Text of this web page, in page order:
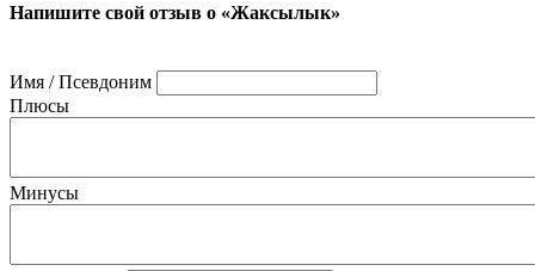
Напишите свой отзыв о «Жаксылык»
Имя / Псевдоним
Плюсы
Минусы